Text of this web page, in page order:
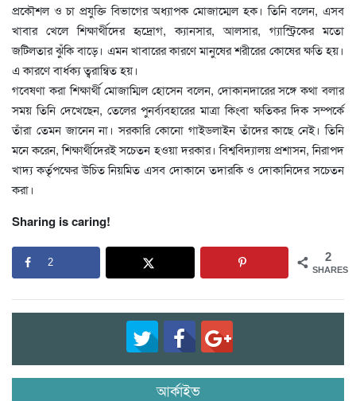
প্রকৌশল ও চা প্রযুক্তি বিভাগের অধ্যাপক মোজাম্মেল হক। তিনি বলেন, এসব
খাবার খেলে শিক্ষার্থীদের হৃদ্রোগ, ক্যানসার, আলসার, গ্যাস্ট্রিকের মতো
জটিলতার ঝুঁকি বাড়ে। এমন খাবারের কারণে মানুষের শরীরের কোষের ক্ষতি হয়।
এ কারণে বার্ধক্য ত্বরান্বিত হয়।
গবেষণা করা শিক্ষার্থী মোজাম্মিল হোসেন বলেন, দোকানদারের সঙ্গে কথা বলার
সময় তিনি দেখেছেন, তেলের পুনর্ব্যবহারের মাত্রা কিংবা ক্ষতিকর দিক সম্পর্কে
তাঁরা তেমন জানেন না। সরকারি কোনো গাইডলাইন তাঁদের কাছে নেই। তিনি
মনে করেন, শিক্ষার্থীদেরই সচেতন হওয়া দরকার। বিশ্ববিদ্যালয় প্রশাসন, নিরাপদ
খাদ্য কর্তৃপক্ষের উচিত নিয়মিত এসব দোকানে তদারকি ও দোকানিদের সচেতন
করা।
Sharing is caring!
2
SHARES
2
আর্কাইভ